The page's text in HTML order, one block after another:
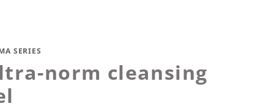
SERIES
norm cleansing